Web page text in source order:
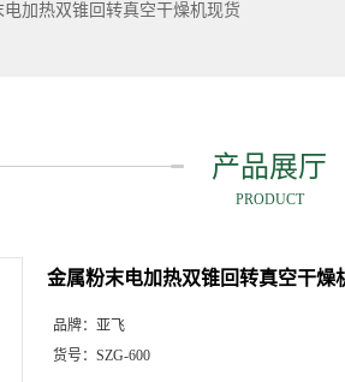
电加热双锥回转真空干燥机现货
产品展厅
PRODUCT
金属粉末电加热双锥回转真空干燥
品牌： 亚飞
货号： SZG-600